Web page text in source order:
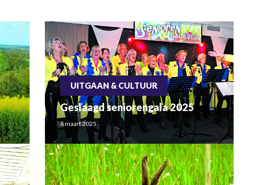
UITGAAN & CULTUUR
Geslaagd seniorengala 2025
6 maart 2025